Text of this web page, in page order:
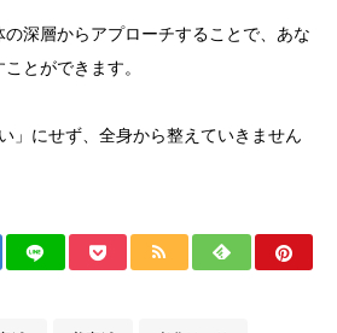
深層からアプローチすることで、あな
とができます。
」にせず、全身から整えていきません